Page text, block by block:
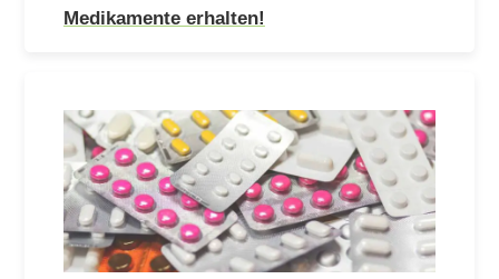
Medikamente erhalten!